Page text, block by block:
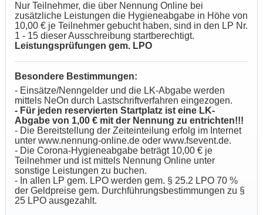
Nur Teilnehmer, die über Nennung Online bei
zusätzliche Leistungen die Hygieneabgabe in Höhe von
10,00 € je Teilnehmer gebucht haben, sind in den LP Nr.
1 - 15 dieser Ausschreibung startberechtigt.
Leistungsprüfungen gem. LPO
Besondere Bestimmungen:
- Einsätze/Nenngelder und die LK-Abgabe werden
mittels NeOn durch Lastschriftverfahren eingezogen.
- Für jeden reservierten Startplatz ist eine LK-
Abgabe von 1,00 € mit der Nennung zu entrichten!!!
- Die Bereitstellung der Zeiteinteilung erfolg im Internet
unter www.nennung-online.de oder www.fsevent.de.
- Die Corona-Hygieneabgabe beträgt 10,00 € je
Teilnehmer und ist mittels Nennung Online unter
sonstige Leistungen zu buchen.
- In allen LP gem. LPO werden gem. § 25.2 LPO 70 %
der Geldpreise gem. Durchführungsbestimmungen zu §
25 LPO ausgezahlt.